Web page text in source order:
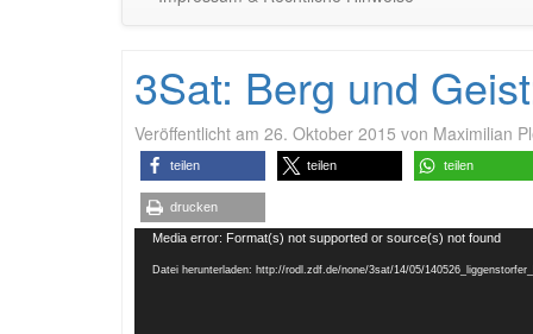
3Sat: Berg und
Veröffentlicht am 26. Oktober 2015 von Maximilian
teilen teilen teilen
drucken
Video-
Player
Media error: Format(s) not supported or source(s) not found
Datei herunterladen: http://rodl.zdf.de/none/3sat/14/05/